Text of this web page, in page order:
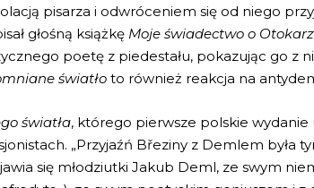
pisarza i odwróceniem się od niego
głośną książkę Moje świadectwo o
poetę z piedestału, pokazując go z
światło to również reakcja na
światła, którego pierwsze polskie wydanie
„Przyjaźń Březiny z Demlem była
się młodziutki Jakub Deml, ze swym